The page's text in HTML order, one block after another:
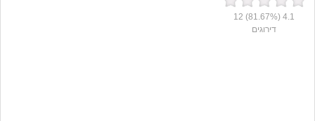
4.1
(81.67%)
12
דירוגים